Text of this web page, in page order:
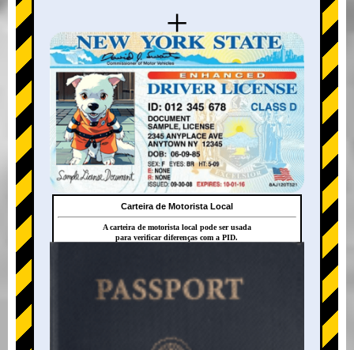
+
+
Carteira de Motorista Local
A carteira de motorista local pode ser usada
para verificar diferenças com a PID.